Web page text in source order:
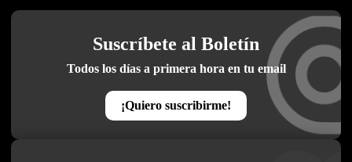
Suscríbete al Boletín
Todos los días a primera hora en tu email
¡Quiero suscribirme!